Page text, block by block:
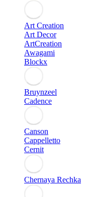
Art Creation
Art Decor
ArtCreation
Awagami
Blockx
Bruynzeel
Cadence
Canson
Cappelletto
Cernit
Chernaya Rechka